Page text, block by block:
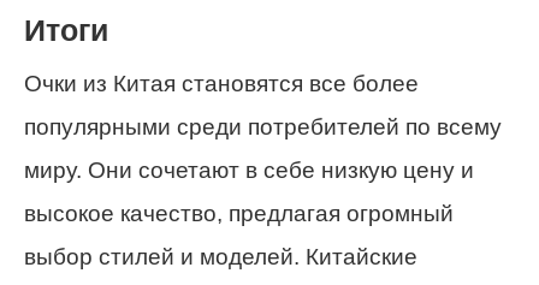
Итоги
Очки из Китая становятся все более
популярными среди потребителей по всему
миру. Они сочетают в себе низкую цену и
высокое качество, предлагая огромный
выбор стилей и моделей. Китайские